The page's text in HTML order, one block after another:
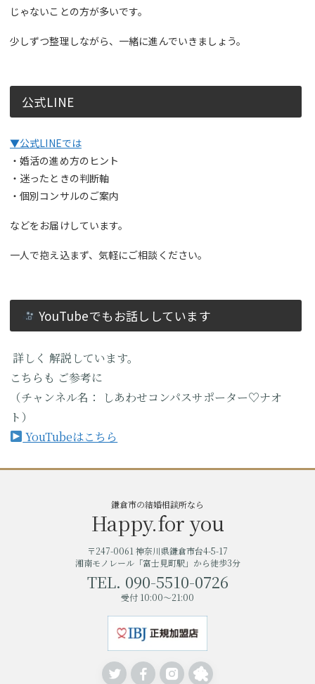
じゃないことの方が多いです。
少しずつ整理しながら、一緒に進んでいきましょう。
公式LINE
▼公式LINEでは
・婚活の進め方のヒント
・迷ったときの判断軸
・個別コンサルのご案内
などをお届けしています。
一人で抱え込まず、気軽にご相談ください。
YouTubeでもお話ししています
詳しく 解説しています。
こちらも ご参考に
（チャンネル名：
しあわせコンパスサポーター♡ナオ
ト）
YouTubeはこちら
鎌倉市の結婚相談所なら
Happy.for you
〒247-0061 神奈川県鎌倉市台4-5-17
湘南モノレール「富士見町駅」から徒歩3分
TEL. 090-5510-0726
受付 10:00～21:00